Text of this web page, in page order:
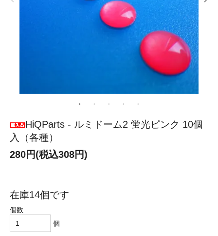
HiQParts - ルミドーム2 蛍光ピンク 10個
入（各種）
280円(税込308円)
在庫14個です
個数
個